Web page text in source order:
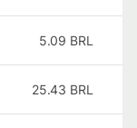
5.09 BRL
25.43 BRL